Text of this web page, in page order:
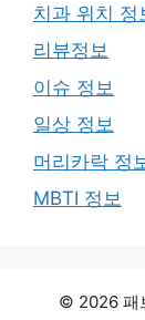
치과 위치 정
리뷰정보
이슈 정보
일상 정보
머리카락 정
MBTI 정보
© 2026 패